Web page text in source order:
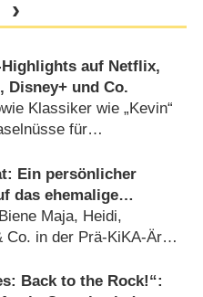
auf Netflix,
Disney+ und Co.
Klassiker wie „Kevin“
für
Ein persönlicher
das ehemalige
des Kultursenders
Maja, Heidi,
Co. in der Prä-KiKA-Ära
Back to the Rock!“: